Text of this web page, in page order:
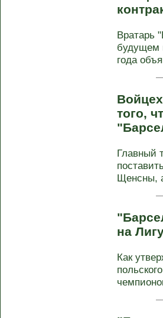
Вратарь
будущем
года
того,
Главный
Щенсны,
на
Как